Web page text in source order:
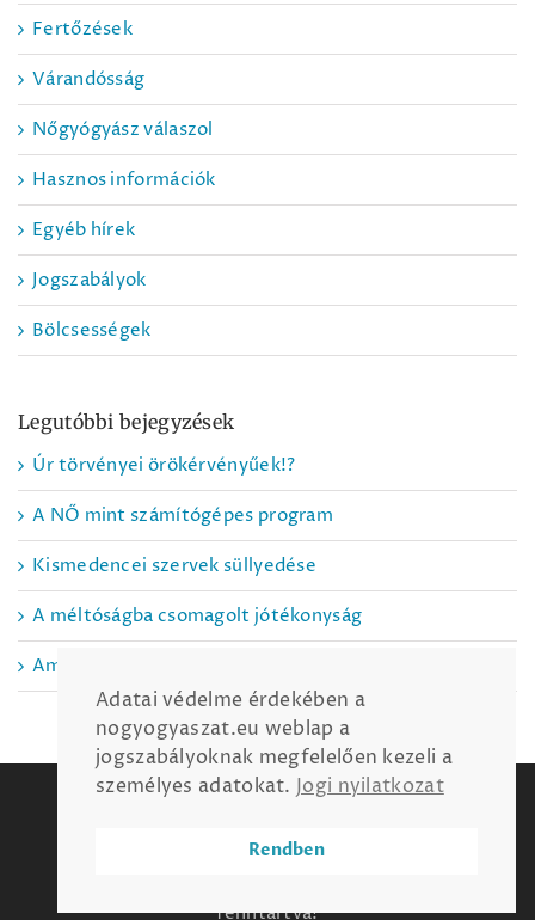
Fertőzések
Várandósság
Nőgyógyász válaszol
Hasznos információk
Egyéb hírek
Jogszabályok
Bölcsességek
Legutóbbi bejegyzések
Úr törvényei örökérvényűek!?
A NŐ mint számítógépes program
Kismedencei szervek süllyedése
A méltóságba csomagolt jótékonyság
Amit nem tanítanak meg az iskolában
Jogi nyilatkozat Oldaltérkép
Linktár
Budapest
fenntartva!
Adatai védelme érdekében a
nogyogyaszat.eu weblap a
jogszabályoknak megfelelően kezeli a
személyes adatokat. Jogi nyilatkozat
Rendben